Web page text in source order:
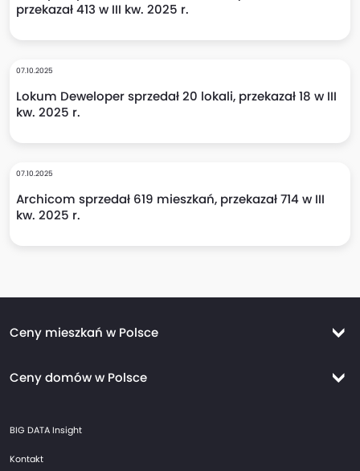
przekazał 413 w III kw. 2025 r.
07.10.2025
Lokum Deweloper sprzedał 20 lokali, przekazał 18 w III
kw. 2025 r.
07.10.2025
Archicom sprzedał 619 mieszkań, przekazał 714 w III
kw. 2025 r.
Ceny mieszkań w Polsce
Ceny mieszkań Kraków
Ceny domów w Polsce
Ceny domów Kraków
Ceny domów Wrocław
BIG DATA Insight
Kontakt